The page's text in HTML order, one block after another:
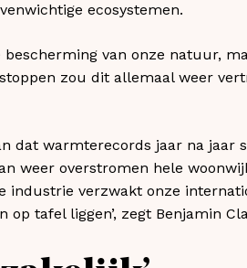
ecosystemen.
van onze natuur,
zou dit allemaal weer
dat warmterecords jaar na jaar
weer overstromen hele
industrie verzwakt onze
tafel liggen’, zegt Benjamin